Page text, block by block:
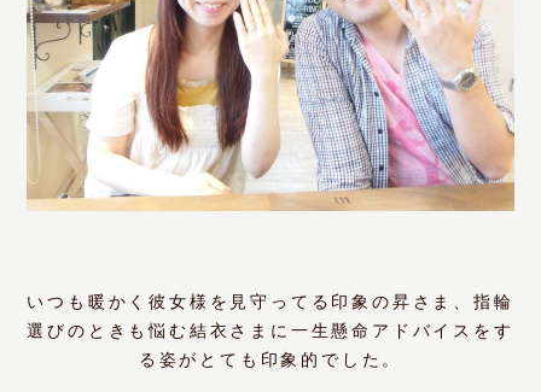
いつも暖かく彼女様を見守ってる印象の昇さま、指輪
選びのときも悩む結衣さまに一生懸命アドバイスをす
る姿がとても印象的でした。